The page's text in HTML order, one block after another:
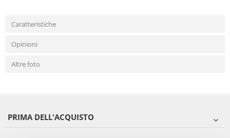
Caratteristiche
Opinioni
Altre foto
PRIMA DELL'ACQUISTO